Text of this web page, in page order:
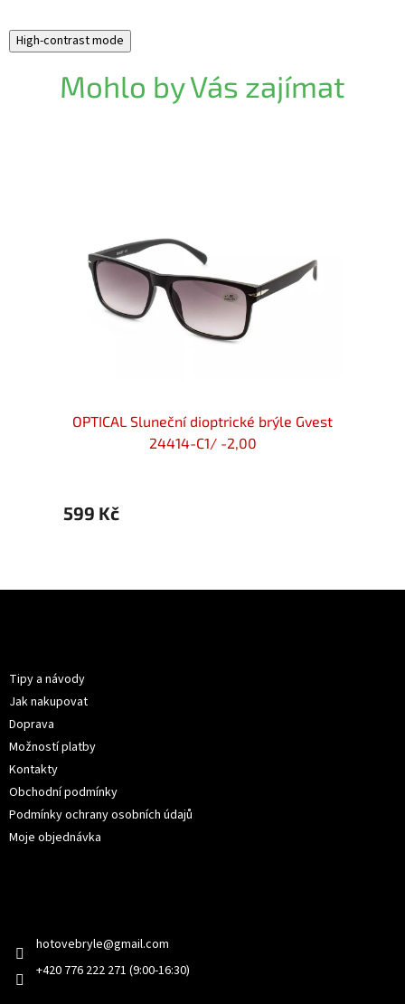
High-contrast mode
Mohlo by Vás zajímat
OPTICAL Sluneční dioptrické brýle Gvest
24414-C1/ -2,00
599 Kč
Tipy a návody
Jak nakupovat
Doprava
Možností platby
Kontakty
Obchodní podmínky
Podmínky ochrany osobních údajů
Moje objednávka
hotovebryle@gmail.com
+420 776 222 271 (9:00-16:30)